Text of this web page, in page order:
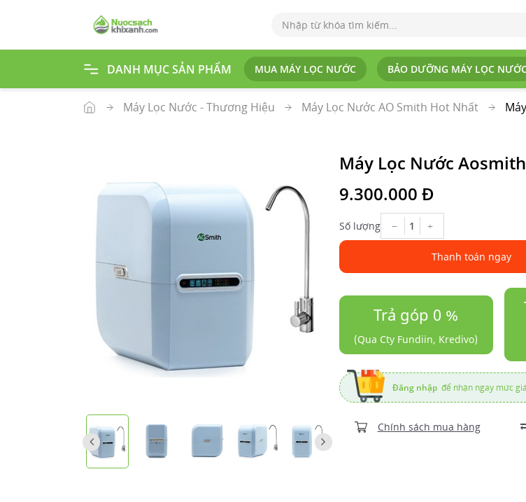
DANH MỤC SẢN PHẨM MUA MÁY LỌC NƯỚC BẢO DƯỠNG MÁY LỌC
Tr
an
g
Máy Lọc Nước - Thương Hiệu Máy Lọc Nước AO Smith Hot Nhất
Máy Lọc Nước
9.300.000 Đ
Số lượng − +
Thanh toán ngay
Trả góp 0 %
(Qua Cty Fundiin, Kredivo)
Đăng nhập để nhận ngay mức
Chính sách mua hàng